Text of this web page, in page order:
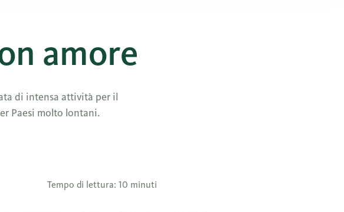
amore
di intensa attività per il
Paesi molto lontani.
Tempo di lettura: 10 minuti